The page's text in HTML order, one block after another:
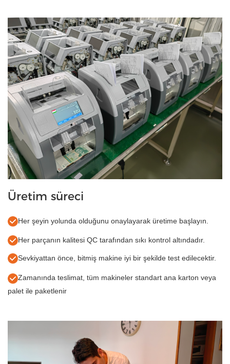
Üretim süreci
Her şeyin yolunda olduğunu onaylayarak üretime başlayın.
Her parçanın kalitesi QC tarafından sıkı kontrol altındadır.
Sevkiyattan önce, bitmiş makine iyi bir şekilde test edilecektir.
Zamanında teslimat, tüm makineler standart ana karton veya
palet ile paketlenir